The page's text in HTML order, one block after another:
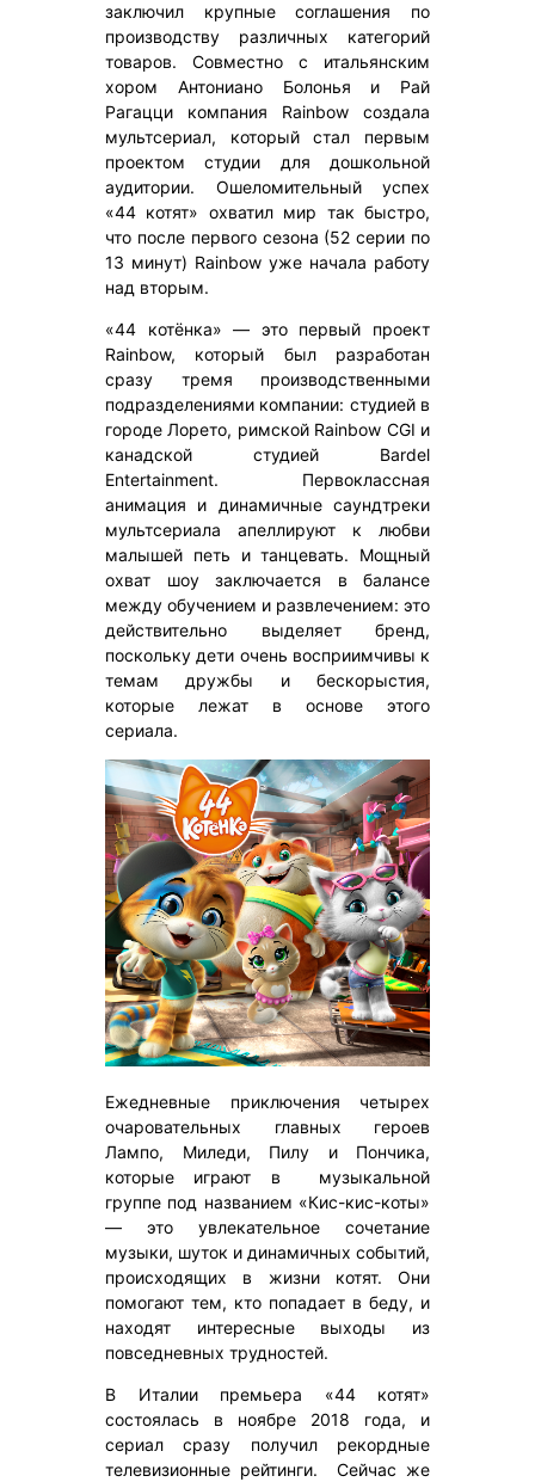
заключил крупные соглашения по
производству различных категорий
товаров. Совместно с итальянским
хором Антониано Болонья и Рай
Рагацци компания Rainbow создала
мультсериал, который стал первым
проектом студии для дошкольной
аудитории. Ошеломительный успех
«44 котят» охватил мир так быстро,
что после первого сезона (52 серии по
13 минут) Rainbow уже начала работу
над вторым.
«44 котёнка» — это первый проект
Rainbow, который был разработан
сразу тремя производственными
подразделениями компании: студией в
городе Лорето, римской Rainbow CGI и
канадской студией Bardel
Entertainment. Первоклассная
анимация и динамичные саундтреки
мультсериала апеллируют к любви
малышей петь и танцевать. Мощный
охват шоу заключается в балансе
между обучением и развлечением: это
действительно выделяет бренд,
поскольку дети очень восприимчивы к
темам дружбы и бескорыстия,
которые лежат в основе этого
сериала.
Ежедневные приключения четырех
очаровательных главных героев
Лампо, Миледи, Пилу и Пончика,
которые играют в музыкальной
группе под названием «Кис-кис-коты»
— это увлекательное сочетание
музыки, шуток и динамичных событий,
происходящих в жизни котят. Они
помогают тем, кто попадает в беду, и
находят интересные выходы из
повседневных трудностей.
В Италии премьера «44 котят»
состоялась в ноябре 2018 года, и
сериал сразу получил рекордные
телевизионные рейтинги. Сейчас же